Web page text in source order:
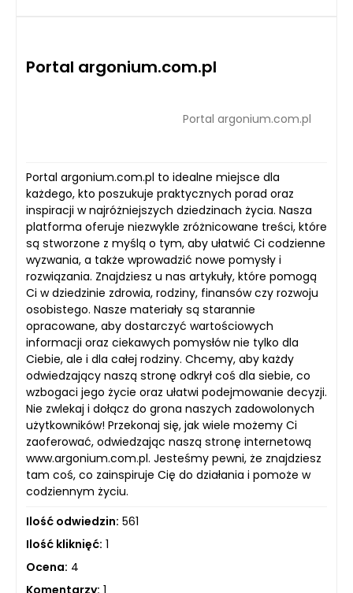
Portal argonium.com.pl
Portal argonium.com.pl
Portal argonium.com.pl to idealne miejsce dla
każdego, kto poszukuje praktycznych porad oraz
inspiracji w najróżniejszych dziedzinach życia. Nasza
platforma oferuje niezwykle zróżnicowane treści, które
są stworzone z myślą o tym, aby ułatwić Ci codzienne
wyzwania, a także wprowadzić nowe pomysły i
rozwiązania. Znajdziesz u nas artykuły, które pomogą
Ci w dziedzinie zdrowia, rodziny, finansów czy rozwoju
osobistego. Nasze materiały są starannie
opracowane, aby dostarczyć wartościowych
informacji oraz ciekawych pomysłów nie tylko dla
Ciebie, ale i dla całej rodziny. Chcemy, aby każdy
odwiedzający naszą stronę odkrył coś dla siebie, co
wzbogaci jego życie oraz ułatwi podejmowanie decyzji.
Nie zwlekaj i dołącz do grona naszych zadowolonych
użytkowników! Przekonaj się, jak wiele możemy Ci
zaoferować, odwiedzając naszą stronę internetową
www.argonium.com.pl. Jesteśmy pewni, że znajdziesz
tam coś, co zainspiruje Cię do działania i pomoże w
codziennym życiu.
Ilość odwiedzin: 561
Ilość kliknięć: 1
Ocena: 4
Komentarzy: 1